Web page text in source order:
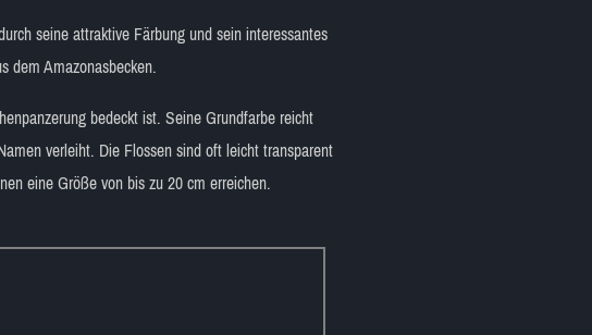
seine attraktive Färbung und sein interessantes
dem Amazonasbecken.
bedeckt ist. Seine Grundfarbe reicht
verleiht. Die Flossen sind oft leicht transparent
eine Größe von bis zu 20 cm erreichen.